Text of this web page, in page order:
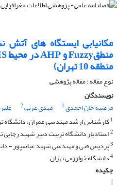
مکانیابی ایستگاه ‌های آتش
منطقه 10 تهران)
نوع مقاله : مقاله پژوهشی
نویسندگان
مرضیه خان احمدی1 مهدی عربی2
1کارشناس ارشد مهندسی عمران، دانشگاه
2استادیار دانشگاه تربیت دبیر شهید رجایی
3پردیس فنی و مهندسی شهید عباسپور -
4دانشگاه خوارزمی تهران
چکیده